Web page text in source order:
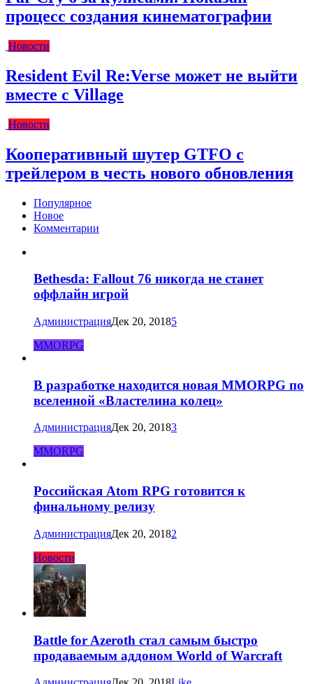
процесс создания кинематографии
Новости
Resident Evil Re:Verse может не выйти
вместе с Village
Новости
Кооперативный шутер GTFO с
трейлером в честь нового обновления
Популярное
Новое
Комментарии
Bethesda: Fallout 76 никогда не станет
оффлайн игрой
АдминистрацияДек 20, 20185
MMORPG
В разработке находится новая MMORPG по
вселенной «Властелина колец»
АдминистрацияДек 20, 20183
MMORPG
Российская Atom RPG готовится к
финальному релизу
АдминистрацияДек 20, 20182
Новости
Battle for Azeroth стал самым быстро
продаваемым аддоном World of Warcraft